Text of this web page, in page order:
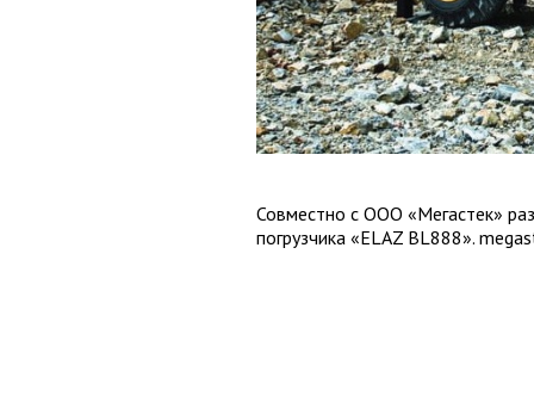
Совместно с ООО «Мегастек»
погрузчика «ELAZ BL888».